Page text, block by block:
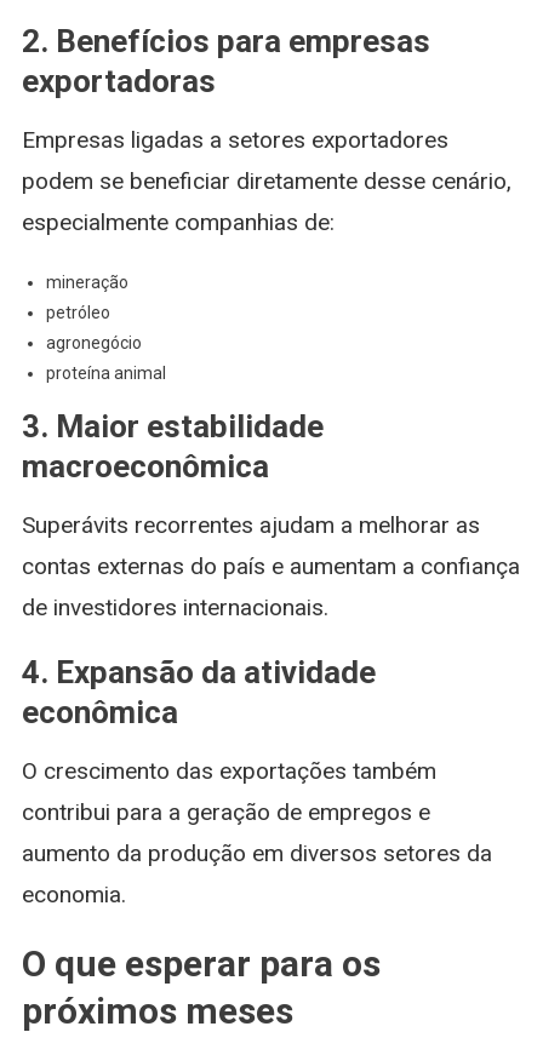
2. Benefícios para empresas
exportadoras
Empresas ligadas a setores exportadores
podem se beneficiar diretamente desse cenário,
especialmente companhias de:
mineração
petróleo
agronegócio
proteína animal
3. Maior estabilidade
macroeconômica
Superávits recorrentes ajudam a melhorar as
contas externas do país e aumentam a confiança
de investidores internacionais.
4. Expansão da atividade
econômica
O crescimento das exportações também
contribui para a geração de empregos e
aumento da produção em diversos setores da
economia.
O que esperar para os
próximos meses